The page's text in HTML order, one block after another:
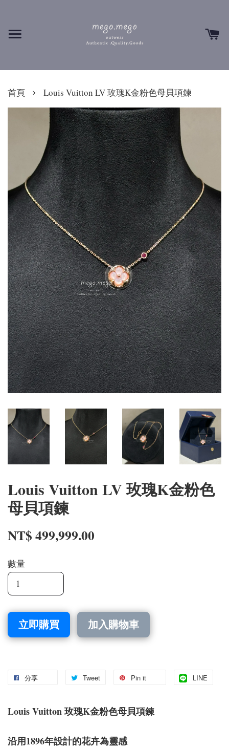
首頁 › Louis Vuitton LV 玫瑰K金粉色母貝項鍊
Louis Vuitton LV 玫瑰K金粉色
母貝項鍊
NT$ 499,999.00
數量
立即購買 加入購物車
分享 Tweet Pin it LINE
Louis Vuitton 玫瑰K金粉色母貝項鍊
沿用1896年設計的花卉為靈感